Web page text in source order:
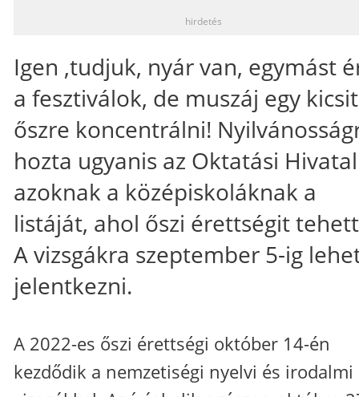
hirdetés
Igen ,tudjuk, nyár van, egymást
a fesztiválok, de muszáj egy
őszre koncentrálni!
hozta ugyanis az Oktatási Hivatal
azoknak a középiskoláknak a
listáját, ahol őszi érettségit
A vizsgákra szeptember 5-ig
jelentkezni.
A 2022-es őszi érettségi október 14-én
kezdődik a nemzetiségi nyelvi és irodalmi